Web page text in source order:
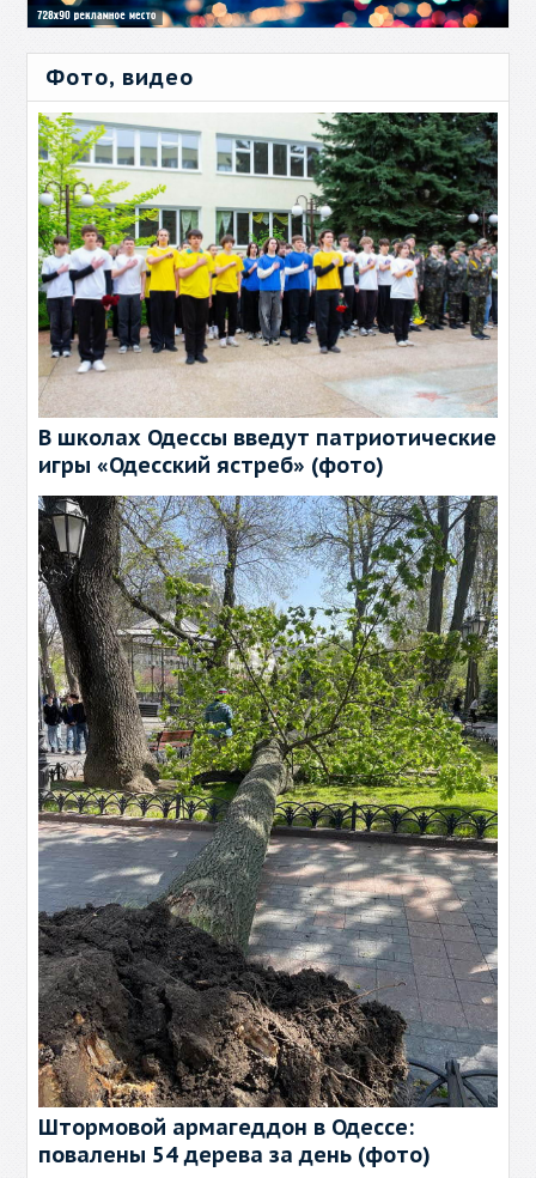
Фото, видео
В школах Одессы введут патриотические
игры «Одесский ястреб» (фото)
Штормовой армагеддон в Одессе:
повалены 54 дерева за день (фото)